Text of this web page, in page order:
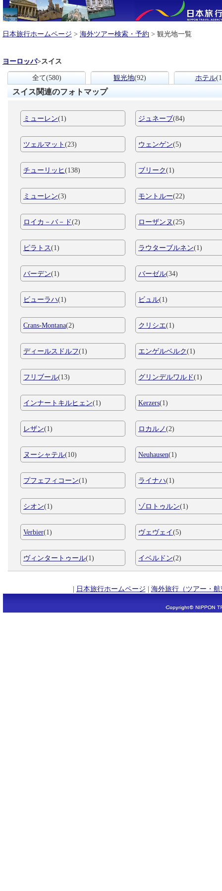
日本旅行ホームページ > 海外ツアー検索・予約 > 観光地一覧
ヨーロッパ>スイス
全て(580) 観光地(92) ホテル
スイス関連のフォトマップ
ミューレン(1) ジュネーブ(84)
ツェルマット(23) ウェンゲン(5)
チューリッヒ(138) ブリーク(1)
ミューレン(3) モントルー(22)
ロイカ－バ－ド(2) ローザンヌ(25)
ピラトス(1) ラウターブルネン(1)
バーデン(1) バーゼル(34)
ビューラハ(1) ビュル(1)
Crans-Montana(2) クリシエ(1)
ディールスドルフ(1) エンゲルベルク(1)
フリブール(13) グリンデルワルド(1)
インナートキルヒェン(1) Kerzers(1)
レザン(1) ロカルノ(2)
ヌーシャテル(10) Neuhausen(1)
プフェフィコーン(1) ライナハ(1)
シオン(1) ゾロトゥルン(1)
Verbier(1) ヴェヴェイ(5)
ヴィンタートゥール(1) イベルドン(2)
| 日本旅行ホームページ | 海外旅行（ツアー・航